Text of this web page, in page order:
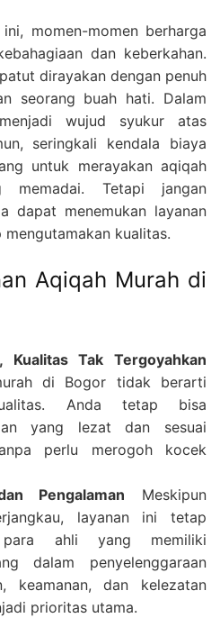
momen-momen berharga
dan keberkahan.
dirayakan dengan penuh
seorang buah hati. Dalam
wujud syukur atas
seringkali kendala biaya
untuk merayakan aqiqah
memadai. Tetapi jangan
dapat menemukan layanan
kualitas.
Aqiqah Murah di
Kualitas Tak Tergoyahkan
di Bogor tidak berarti
Anda tetap bisa
yang lezat dan sesuai
perlu merogoh kocek
Pengalaman Meskipun
layanan ini tetap
ahli yang memiliki
dalam penyelenggaraan
keamanan, dan kelezatan
prioritas utama.